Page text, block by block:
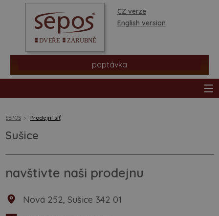
CZ verze
English version
poptávka
prodejní síť
informace a rady
SEPOS Prodejní síť
Sušice
navštivte naši prodejnu
Nová 252, Sušice 342 01